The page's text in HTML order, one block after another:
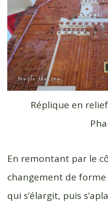
Réplique en
En remontant par le
changement de
qui s’élargit, puis